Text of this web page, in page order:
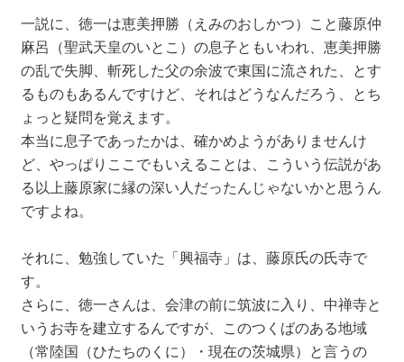
一説に、徳一は恵美押勝（えみのおしかつ）こと藤原仲
麻呂（聖武天皇のいとこ）の息子ともいわれ、恵美押勝
の乱で失脚、斬死した父の余波で東国に流された、とす
るものもあるんですけど、それはどうなんだろう、とち
ょっと疑問を覚えます。
本当に息子であったかは、確かめようがありませんけ
ど、やっぱりここでもいえることは、こういう伝説があ
る以上藤原家に縁の深い人だったんじゃないかと思うん
ですよね。
それに、勉強していた「興福寺」は、藤原氏の氏寺で
す。
さらに、徳一さんは、会津の前に筑波に入り、中禅寺と
いうお寺を建立するんですが、このつくばのある地域
（常陸国（ひたちのくに）・現在の茨城県）と言うの